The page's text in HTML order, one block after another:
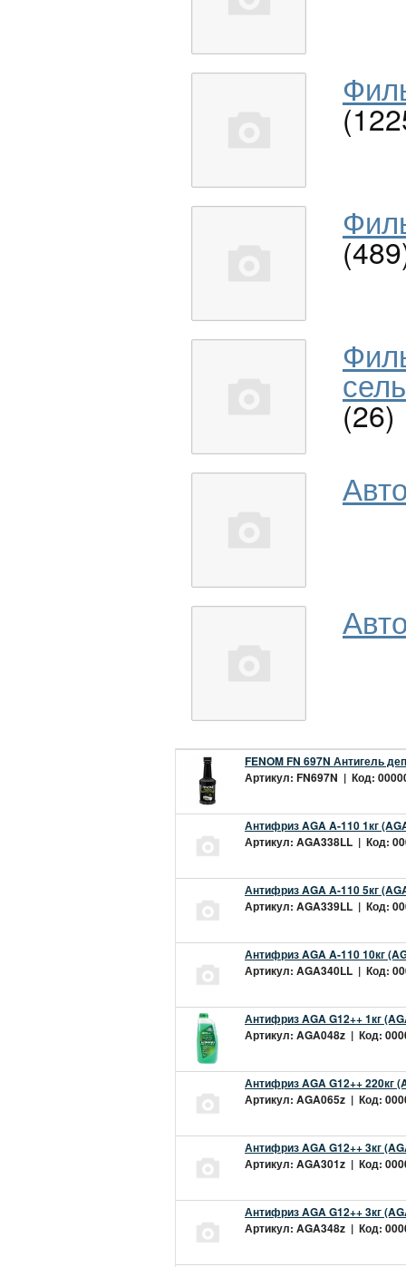
(26)
FENOM FN 697N Антигель
Артикул: FN697N | Код:
Антифриз AGA A-110 1кг
Артикул: AGA338LL | Код:
Антифриз AGA A-110 5кг
Артикул: AGA339LL | Код:
Антифриз AGA A-110 10кг
Артикул: AGA340LL | Код:
Антифриз AGA G12++ 1кг
Артикул: AGA048z | Код:
Антифриз AGA G12++ 220кг
Артикул: AGA065z | Код:
Антифриз AGA G12++ 3кг
Артикул: AGA301z | Код:
Антифриз AGA G12++ 3кг
Артикул: AGA348z | Код: